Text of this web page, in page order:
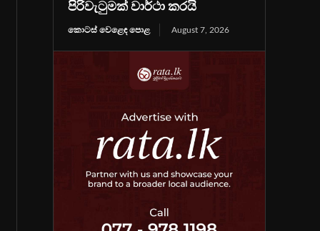
පිරිවැටුමක් වාර්ථා කරයි
කොටස් වෙළෙඳ පොළ August 7, 2026